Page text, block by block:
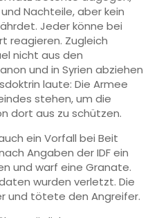
Nachteile, aber kein
Jeder könne bei
reagieren. Zugleich
nicht aus den
und in Syrien abziehen
laute: Die Armee
stehen, um die
dort aus zu schützen.
ein Vorfall bei Beit
Angaben der IDF ein
und warf eine Granate.
wurden verletzt. Die
und tötete den Angreifer.